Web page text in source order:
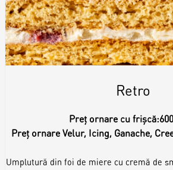
Retro
Preț ornare cu frișcă:
Preț ornare Velur, Icing, Ganache,
Umplutură din foi de miere cu cremă de